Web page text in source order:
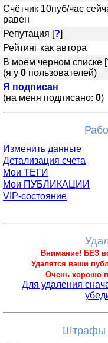
Счётчик 10пуб/час
равен
Репутация [?]
Рейтинг как автора
В моём черном списке [
(я у 0 пользователей)
Я подписан
(на меня подписано: 0)
Изменить данные
Детализация счета
Мои ТЕГИ
Мои ПУБЛИКАЦИИ
VIP-cостояние
Внимание! БЕЗ
Удалятся ваши
Очень хорошо
Для удаления
Штрафы